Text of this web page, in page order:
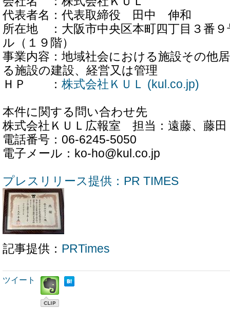
代表者名：代表取締役 田中 伸和
所在地 ：大阪市中央区本町四丁目３番
ル（１９階）
事業内容：地域社会における施設その他
る施設の建設、経営又は管理
ＨＰ ： 株式会社ＫＵＬ (kul.co.jp)
本件に関する問い合わせ先
株式会社ＫＵＬ広報室 担当：遠藤、藤田
電話番号：06-6245-5050
電子メール：ko-ho@kul.co.jp
プレスリリース提供：PR TIMES
記事提供： PRTimes
ツイート